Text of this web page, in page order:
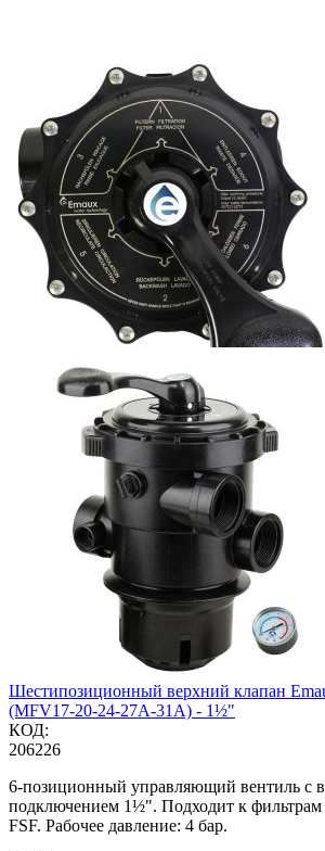
Шестипозиционный верхний клапан
(MFV17-20-24-27A-31A) - 1½"
КОД:
206226
6-позиционный управляющий вентиль с
подключением 1½". Подходит к фильтрам
FSF. Рабочее давление: 4 бар.